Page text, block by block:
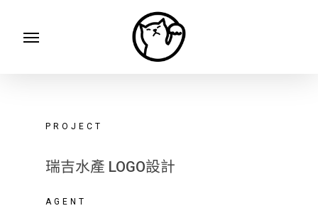
PROJECT
瑞吉水產 LOGO設計
AGENT